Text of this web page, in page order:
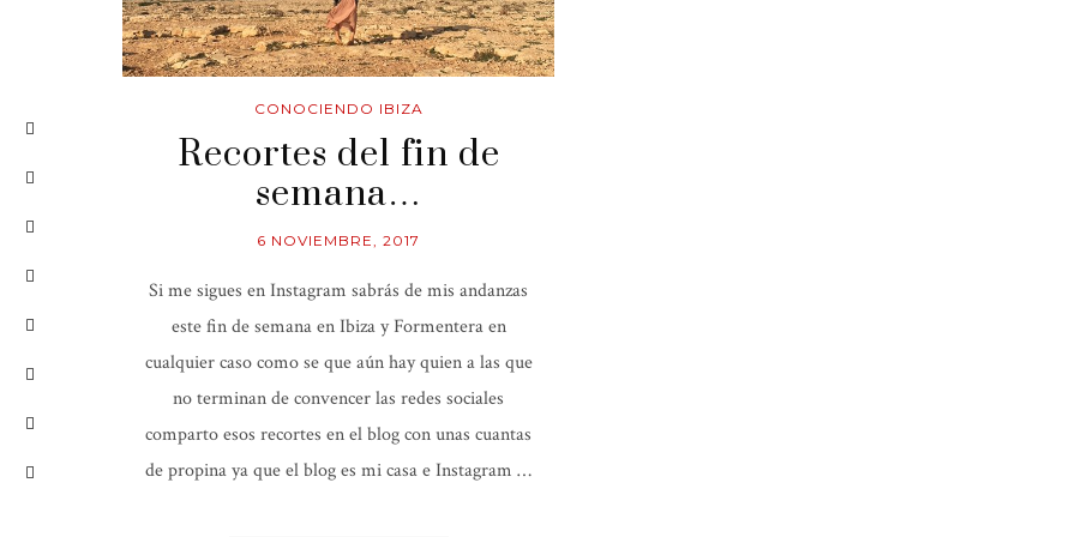
CONOCIENDO IBIZA
Recortes del fin de
semana…
6 NOVIEMBRE, 2017
Si me sigues en Instagram sabrás de mis andanzas
este fin de semana en Ibiza y Formentera en
cualquier caso como se que aún hay quien a las que
no terminan de convencer las redes sociales
comparto esos recortes en el blog con unas cuantas
de propina ya que el blog es mi casa e Instagram …